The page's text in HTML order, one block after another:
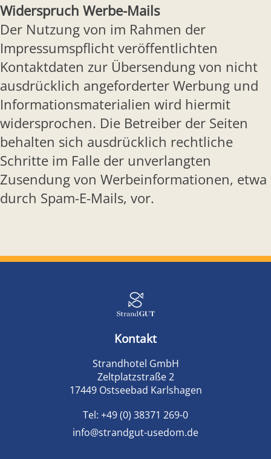
Widerspruch Werbe-Mails
Der Nutzung von im Rahmen der
Impressumspflicht veröffentlichten
Kontaktdaten zur Übersendung von nicht
ausdrücklich angeforderter Werbung und
Informationsmaterialien wird hiermit
widersprochen. Die Betreiber der Seiten
behalten sich ausdrücklich rechtliche
Schritte im Falle der unverlangten
Zusendung von Werbeinformationen, etwa
durch Spam-E-Mails, vor.
Kontakt
Strandhotel GmbH
Zeltplatzstraße 2
17449 Ostseebad Karlshagen
Tel: +49 (0) 38371 269-0
info@strandgut-usedom.de